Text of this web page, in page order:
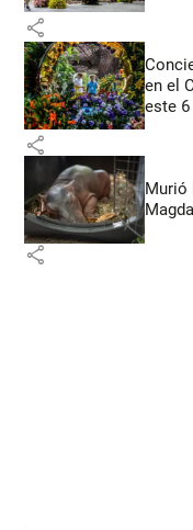
share
en el
este
share
Murió
share